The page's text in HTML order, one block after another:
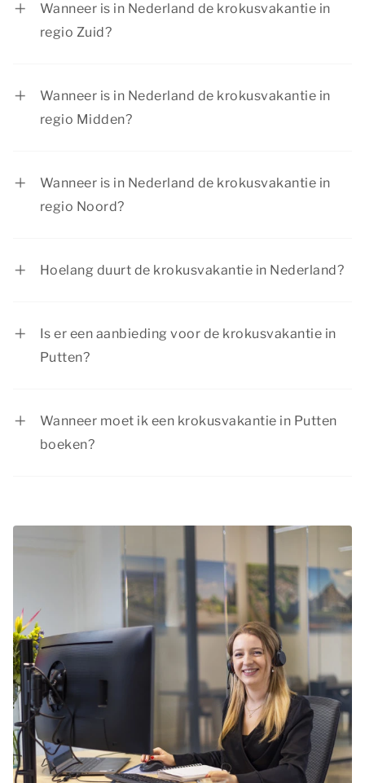
Wanneer is in Nederland de krokusvakantie in
regio Zuid?
Wanneer is in Nederland de krokusvakantie in
regio Midden?
Wanneer is in Nederland de krokusvakantie in
regio Noord?
Hoelang duurt de krokusvakantie in Nederland?
Is er een aanbieding voor de krokusvakantie in
Putten?
Wanneer moet ik een krokusvakantie in Putten
boeken?
We raden daarom aan je krokusvakantie in
kiezen voor jouw favoriete accommodatie.